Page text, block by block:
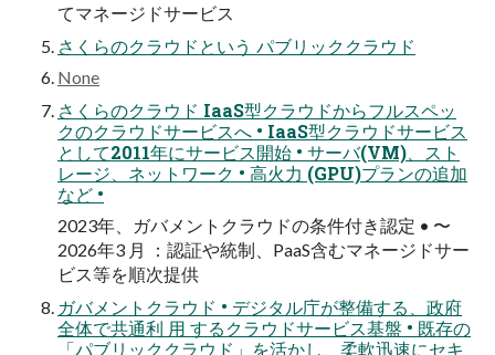
てマネージドサービス
さくらのクラウドという パブリッククラウド
None
さくらのクラウド IaaS型クラウドからフルスペッ
クのクラウドサービスへ • IaaS型クラウドサービス
として2011年にサービス開始 • サーバ(VM)、スト
レージ、ネットワーク • 高火力 (GPU)プランの追加
など •
2023年、ガバメントクラウドの条件付き認定 • 〜
2026年3 月 ：認証や統制、PaaS含むマネージドサー
ビス等を順次提供
ガバメントクラウド • デジタル庁が整備する、政府
全体で共通利 用 するクラウドサービス基盤 • 既存の
「パブリッククラウド」を活かし、柔軟迅速にセキ